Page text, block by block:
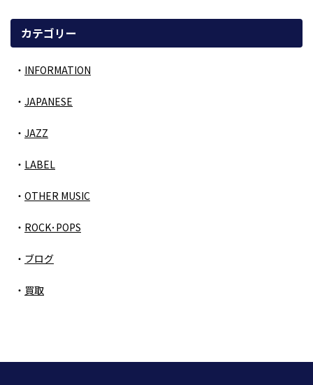
カテゴリー
INFORMATION
JAPANESE
JAZZ
LABEL
OTHER MUSIC
ROCK･POPS
ブログ
買取